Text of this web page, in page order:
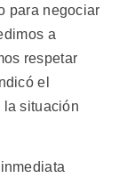
para negociar
a
respetar
el
la situación